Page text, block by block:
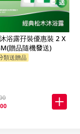
浴露孖裝優惠裝 2 X
贈品隨機發送)
類送贈品